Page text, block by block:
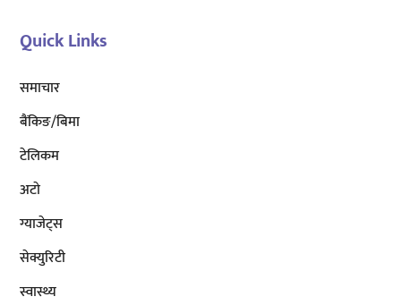
Quick Links
समाचार
बैंकिङ/बिमा
टेलिकम
अटाे
ग्याजेट्स
सेक्युरिटी
स्वास्थ्य